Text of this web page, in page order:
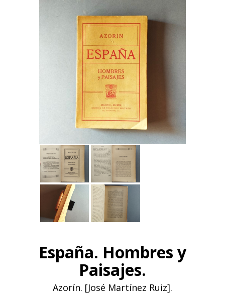
España. Hombres y
Paisajes.
Azorín. [José Martínez Ruiz].